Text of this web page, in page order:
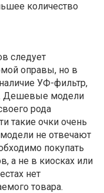
количество
следует
оправы, но в
УФ-фильтр,
Дешевые модели
рода
такие очки очень
не отвечают
покупать
а не в киосках или
нет
товара.